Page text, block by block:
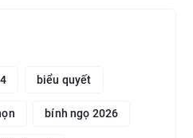
biểu quyết
bính ngọ 2026